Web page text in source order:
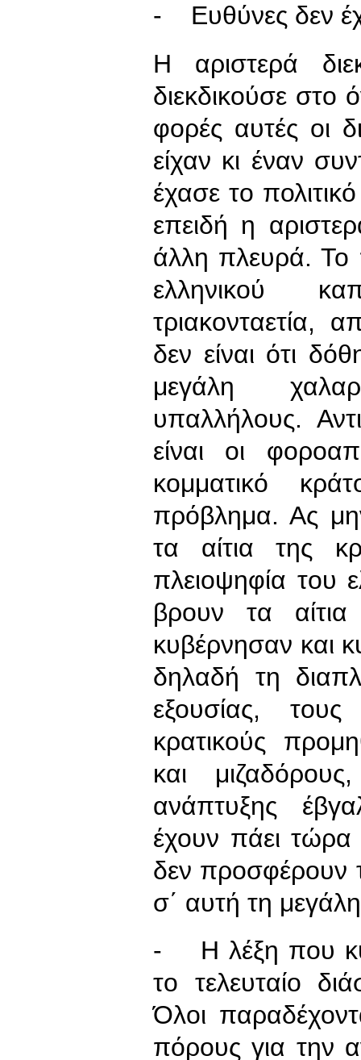
- Ευθύνες δεν
Η αριστερά
διεκδικούσε
φορές αυτές οι
είχαν κι έναν
έχασε το
επειδή η
άλλη πλευρά. Το
ελληνικού
τριακονταετία,
δεν είναι ότι
μεγάλη
υπαλλήλους.
είναι οι
κομματικό
πρόβλημα. Ας
τα αίτια της
πλειοψηφία του
βρουν τα
κυβέρνησαν και
δηλαδή τη
εξουσίας, τους
κρατικούς
και
ανάπτυξης
έχουν πάει τώρα
δεν προσφέρουν
σ΄ αυτή τη
- Η λέξη που
το τελευταίο
Όλοι
πόρους για την